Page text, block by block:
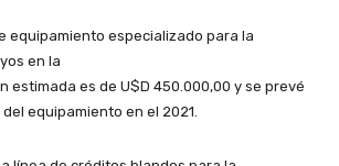
equipamiento especializado para la
en la
estimada es de U$D 450.000,00 y se prevé
equipamiento en el 2021.